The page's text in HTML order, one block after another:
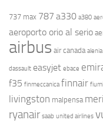
737 max 787 a330 a380
aeroporto orio al serio
airbus air canada
dassault easyjet ebace
f35 finmeccanica finnair
livingston malpensa
ryanair saab united airlines